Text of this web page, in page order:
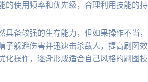
的使用频率和优先级，合理利用技能的持
备较强的生存能力，但如果操作不当，
子躲避伤害并迅速击杀敌人，提高刷图效
化操作，逐渐形成适合自己风格的刷图技